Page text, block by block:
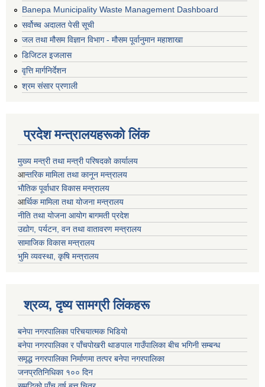
Banepa Municipality Waste Management Dashboard
सर्वोच्च अदालत पेसी सूची
जल तथा मौसम विज्ञान विभाग - मौसम पूर्वानुमान महाशाखा
डिजिटल इजलास
वृत्ति मार्गनिर्देशन
श्रम संसार प्रणाली
प्रदेश मन्त्रालयहरूको लिंक
मुख्य मन्त्री तथा मन्त्री परिषदको कार्यालय
आन्तरिक मामिला तथा कानून मन्त्रालय
भाैतिक पूर्वाधार विकास मन्त्रालय
आर्थिक मामिला तथा योजना मन्त्रालय
नीति तथा योजना आयोग बागमती प्रदेश
उद्योग, पर्यटन, वन तथा वातावरण मन्त्रालय
सामाजिक विकास मन्त्रालय
भुमि व्यवस्था, कृषि मन्त्रालय
श्रव्य, दृष्य सामग्री लिंकहरू
बनेपा नगरपालिका परिचयात्मक भिडियो
बनेपा नगरपालिका र पाँचपोखरी थाङपाल गाउँपालिका बीच भगिनी सम्बन्ध
समृद्ध नगरपालिका निर्माणमा तत्पर बनेपा नगरपालिका
जनप्रतिनिधिका १०० दिन